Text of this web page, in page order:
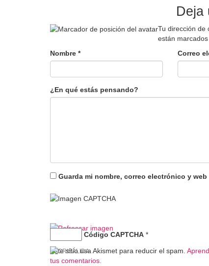
Deja
Tu dirección de
están
Nombre * Correo
¿En qué estás pensando?
Guarda mi nombre, correo electrónico y
Código CAPTCHA *
Este sitio usa Akismet para reducir el spam.
tus comentarios.